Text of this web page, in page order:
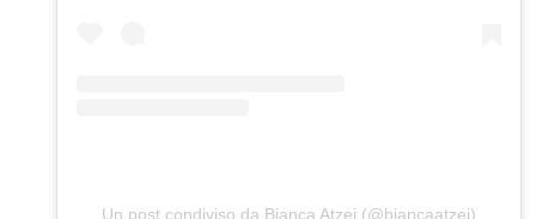
Un post condiviso da Bianca Atzei (@biancaatzei)